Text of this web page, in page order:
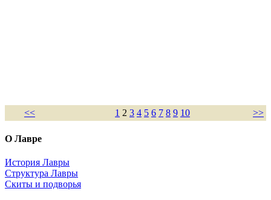
<< 1 2 3 4 5 6 7 8 9 10 >>
О Лавре
История Лавры
Структура Лавры
Скиты и подворья